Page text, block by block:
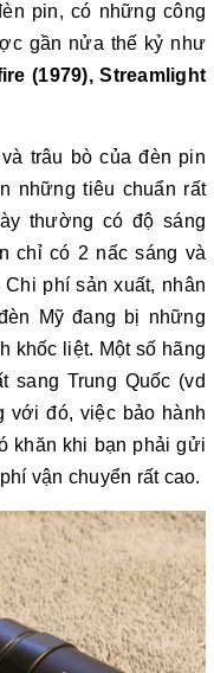
pin, có những công
gần nửa thế kỷ như
(1979), Streamlight
trâu bò của đèn pin
những tiêu chuẩn rất
thường có độ sáng
chỉ có 2 nấc sáng và
phí sản xuất, nhân
Mỹ đang bị những
khốc liệt. Một số hãng
sang Trung Quốc (vd
với đó, việc bảo hành
khăn khi bạn phải gửi
vận chuyển rất cao.